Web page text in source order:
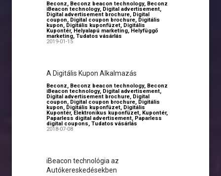
Beconz, Beconz beacon technology, Beconz
iBeacon technology, Digital advertisement,
Digital advertisement brochure, Digital
coupon, Digital coupon brochure, Digitális
kupon, Digitális kuponfüzet, Digitális
Kupontér, Helyalapú marketing, Helyfüggő
marketing, Tudatos vásárlás
2019-01-15
A Digitális Kupon Alkalmazás
Beconz, Beconz beacon technology, Beconz
iBeacon technology, Digital advertisement,
Digital advertisement brochure, Digital
coupon, Digital coupon brochure, Digitális
kupon, Digitális kuponfüzet, Digitális
Kupontér, Elektronikus kuponfüzet, Kupontér,
Paparless digital advertisement, Paparless
digital coupons, Tudatos vásárlás
2018-07-08
iBeacon technológia az
Autókereskedésekben